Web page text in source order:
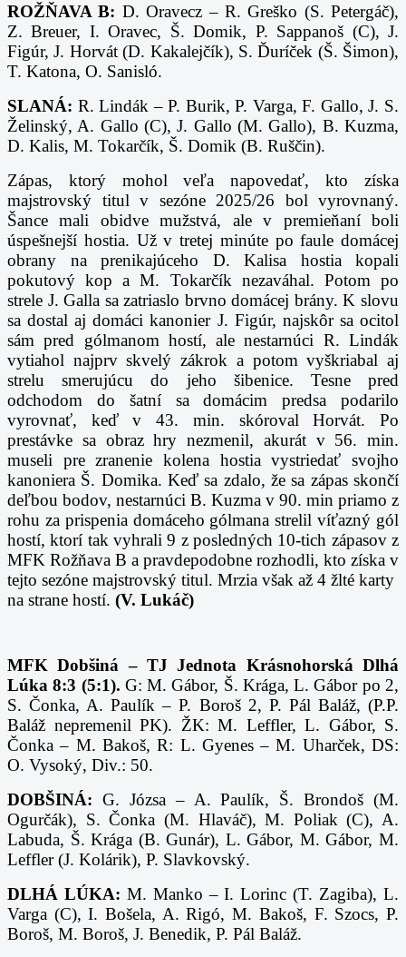
ROŽŇAVA B: D. Oravecz – R. Greško (S. Petergáč),
Z. Breuer, I. Oravec, Š. Domik, P. Sappanoš (C), J.
Figúr, J. Horvát (D. Kakalejčík), S. Ďuríček (Š. Šimon),
T. Katona, O. Sanisló.
SLANÁ: R. Lindák – P. Burik, P. Varga, F. Gallo, J. S.
Želinský, A. Gallo (C), J. Gallo (M. Gallo), B. Kuzma,
D. Kalis, M. Tokarčík, Š. Domik (B. Ruščin).
Zápas, ktorý mohol veľa napovedať, kto získa
majstrovský titul v sezóne 2025/26 bol vyrovnaný.
Šance mali obidve mužstvá, ale v premieňaní boli
úspešnejší hostia. Už v tretej minúte po faule domácej
obrany na prenikajúceho D. Kalisa hostia kopali
pokutový kop a M. Tokarčík nezaváhal. Potom po
strele J. Galla sa zatriaslo brvno domácej brány. K slovu
sa dostal aj domáci kanonier J. Figúr, najskôr sa ocitol
sám pred gólmanom hostí, ale nestarnúci R. Lindák
vytiahol najprv skvelý zákrok a potom vyškriabal aj
strelu smerujúcu do jeho šibenice. Tesne pred
odchodom do šatní sa domácim predsa podarilo
vyrovnať, keď v 43. min. skóroval Horvát. Po
prestávke sa obraz hry nezmenil, akurát v 56. min.
museli pre zranenie kolena hostia vystriedať svojho
kanoniera Š. Domika. Keď sa zdalo, že sa zápas skončí
deľbou bodov, nestarnúci B. Kuzma v 90. min priamo z
rohu za prispenia domáceho gólmana strelil víťazný gól
hostí, ktorí tak vyhrali 9 z posledných 10-tich zápasov z
MFK Rožňava B a pravdepodobne rozhodli, kto získa v
tejto sezóne majstrovský titul. Mrzia však až 4 žlté karty
na strane hostí. (V. Lukáč)
MFK Dobšiná – TJ Jednota Krásnohorská Dlhá
Lúka 8:3 (5:1). G: M. Gábor, Š. Krága, L. Gábor po 2,
S. Čonka, A. Paulík – P. Boroš 2, P. Pál Baláž, (P.P.
Baláž nepremenil PK). ŽK: M. Leffler, L. Gábor, S.
Čonka – M. Bakoš, R: L. Gyenes – M. Uharček, DS:
O. Vysoký, Div.: 50.
DOBŠINÁ: G. Józsa – A. Paulík, Š. Brondoš (M.
Ogurčák), S. Čonka (M. Hlaváč), M. Poliak (C), A.
Labuda, Š. Krága (B. Gunár), L. Gábor, M. Gábor, M.
Leffler (J. Kolárik), P. Slavkovský.
DLHÁ LÚKA: M. Manko – I. Lorinc (T. Zagiba), L.
Varga (C), I. Bošela, A. Rigó, M. Bakoš, F. Szocs, P.
Boroš, M. Boroš, J. Benedik, P. Pál Baláž.